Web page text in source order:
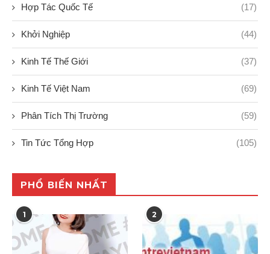
Hợp Tác Quốc Tế (17)
Khởi Nghiệp (44)
Kinh Tế Thế Giới (37)
Kinh Tế Việt Nam (69)
Phân Tích Thị Trường (59)
Tin Tức Tổng Hợp (105)
PHỔ BIẾN NHẤT
1 2